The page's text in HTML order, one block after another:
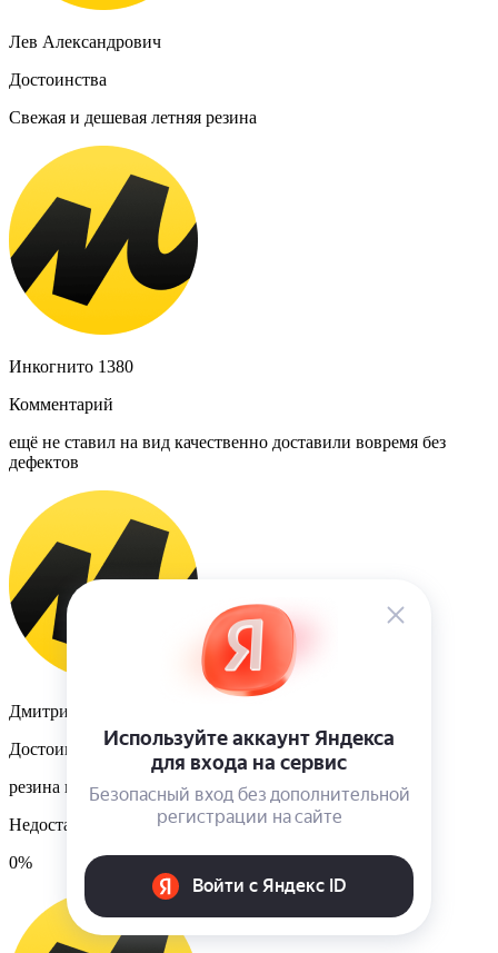
Лев Александрович
Достоинства
Свежая и дешевая летняя резина
Инкогнито 1380
Комментарий
ещё не ставил на вид качественно доставили вовремя без
дефектов
Дмитрий Позднякоа
Достоинства
резина норм, круглая черна, короче
Недостатки
0%